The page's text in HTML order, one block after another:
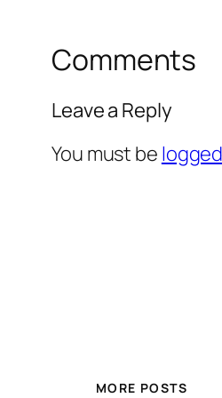
Comments
Leave a Reply
You must be
MORE POSTS